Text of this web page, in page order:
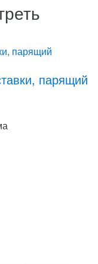
парящий